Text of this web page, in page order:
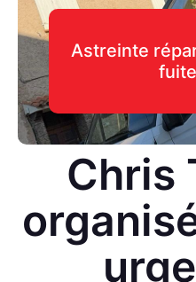
Astreinte
Chris